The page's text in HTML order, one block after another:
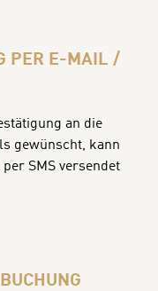
PER E-MAIL /
an die
gewünscht, kann
SMS versendet